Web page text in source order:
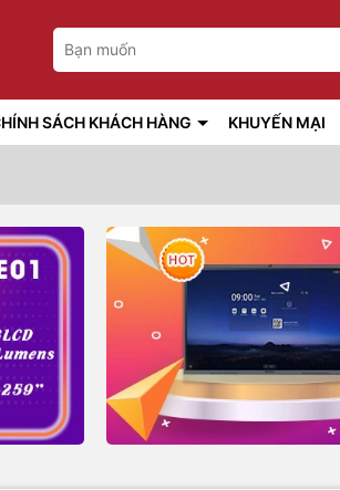
SÁCH KHÁCH HÀNG KHUYẾN MẠI